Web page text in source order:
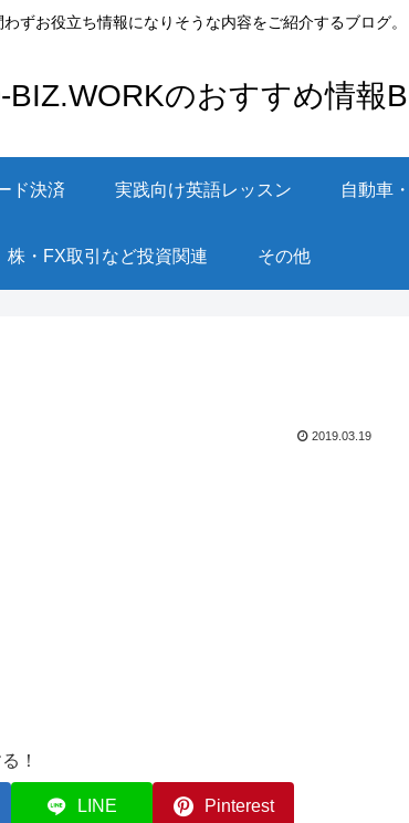
ずお役立ち情報になりそうな内容をご紹介するブログ。
BIZ.WORKのおすすめ情報
ド決済 実践向け英語レッスン 自動車
株・FX取引など投資関連 その他
2019.03.19
！
LINE Pinterest